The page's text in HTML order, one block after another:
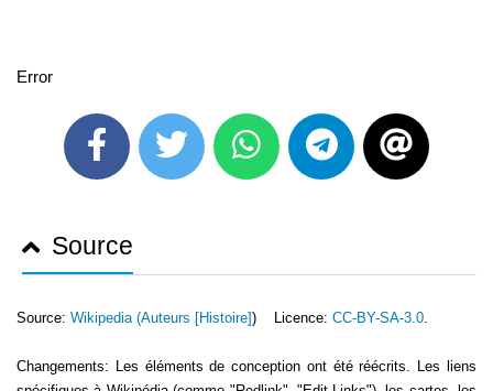
Error
Source
Source: Wikipedia (Auteurs [Histoire]) Licence: CC-BY-SA-3.0.
Changements: Les éléments de conception ont été réécrits. Les liens